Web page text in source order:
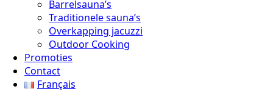
Barrelsauna’s
Traditionele sauna’s
Overkapping jacuzzi
Outdoor Cooking
Promoties
Contact
Français